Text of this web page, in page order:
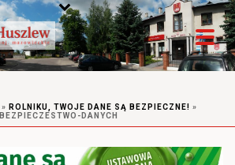
» ROLNIKU, TWOJE DANE SĄ BEZPIECZNE! »
BEZPIECZESTWO-DANYCH